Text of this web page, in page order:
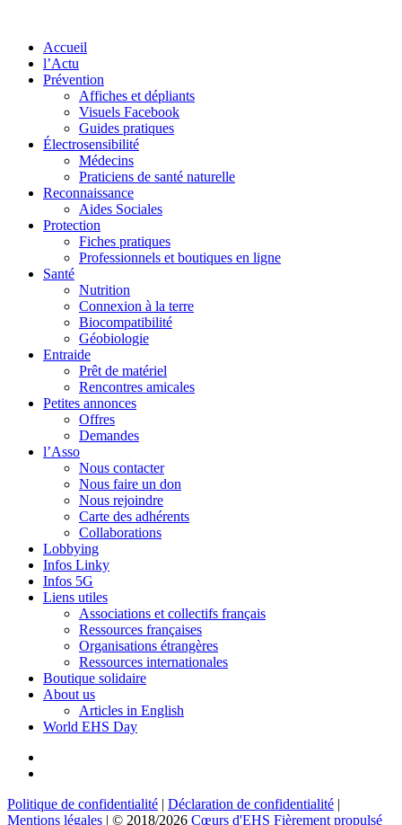
Accueil
l’Actu
Prévention
Affiches et dépliants
Visuels Facebook
Guides pratiques
Électrosensibilité
Médecins
Praticiens de santé naturelle
Reconnaissance
Aides Sociales
Protection
Fiches pratiques
Professionnels et boutiques en ligne
Santé
Nutrition
Connexion à la terre
Biocompatibilité
Géobiologie
Entraide
Prêt de matériel
Rencontres amicales
Petites annonces
Offres
Demandes
l’Asso
Nous contacter
Nous faire un don
Nous rejoindre
Carte des adhérents
Collaborations
Lobbying
Infos Linky
Infos 5G
Liens utiles
Associations et collectifs français
Ressources françaises
Organisations étrangères
Ressources internationales
Boutique solidaire
About us
Articles in English
World EHS Day
Politique de confidentialité | Déclaration de confidentialité |
Mentions légales | © 2018/2026 Cœurs d'EHS Fièrement propulsé